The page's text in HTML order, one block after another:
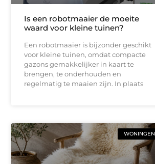
Is een robotmaaier de moeite
waard voor kleine tuinen?
Een robotmaaier is bijzonder geschikt
voor kleine tuinen, omdat compacte
gazons gemakkelijker in kaart te
brengen, te onderhouden en
regelmatig te maaien zijn. In plaats
WONINGEN